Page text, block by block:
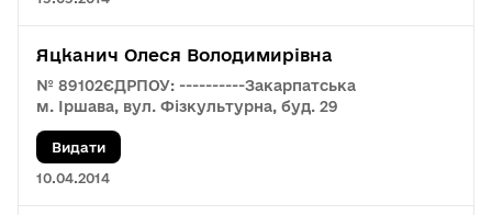
Яцканич Олеся Володимирівна
№ 89102ЄДРПОУ: ----------Закарпатська
м. Іршава, вул. Фізкультурна, буд. 29
Видати
10.04.2014